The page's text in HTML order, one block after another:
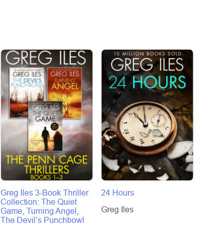
Greg Iles 3-Book Thriller
Collection: The Quiet
Game, Turning Angel,
The Devil’s Punchbowl
24 Hours
Greg Iles